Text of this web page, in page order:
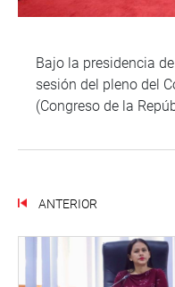
Bajo la presidencia
sesión del pleno del
(Congreso de la
ANTERIOR